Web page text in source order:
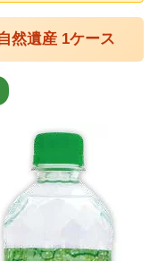
然遺産 1ケース